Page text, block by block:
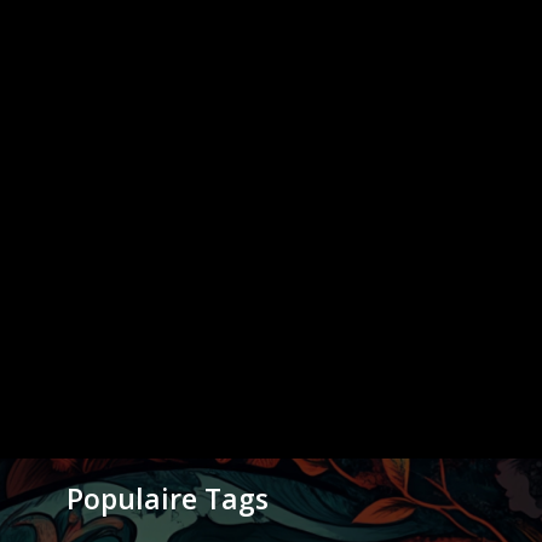
Populaire Tags